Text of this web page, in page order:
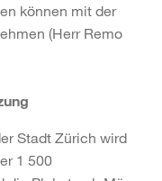
können mit der
(Herr Remo
Stadt Zürich wird
1 500